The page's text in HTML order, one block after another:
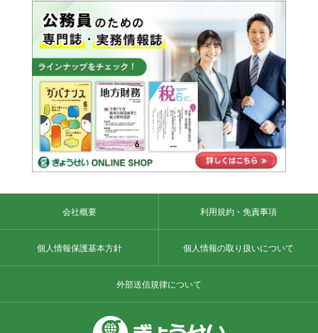
会社概要 利用規約・免責事項
個人情報保護基本方針 個人情報の取り扱いについて
外部送信規律について